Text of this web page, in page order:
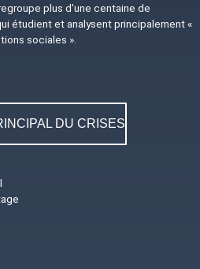
plus d'une centaine de
étudient et analysent principalement «
sociales ».
DU CRISES